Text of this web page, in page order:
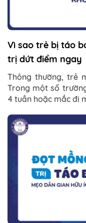
Vì sao trẻ bị táo
trị dứt điểm ngay
Thông thường, trẻ
Trong một số
4 tuần hoặc mắc đi